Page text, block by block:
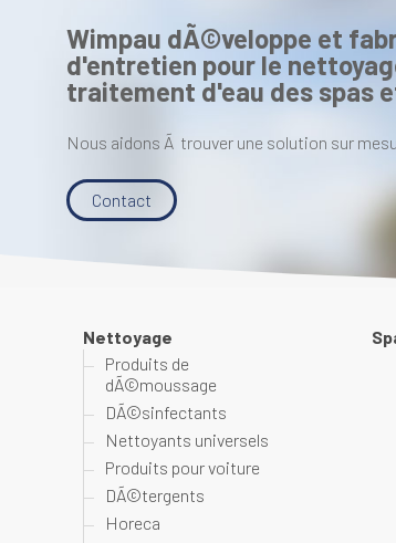
Wimpau dÃ©veloppe et
d'entretien pour le
traitement d'eau des spas
Nous aidons Ã trouver une solution sur
Contact
Nettoyage
Produits de
dÃ©moussage
DÃ©sinfectants
Nettoyants universels
Produits pour voiture
DÃ©tergents
Horeca